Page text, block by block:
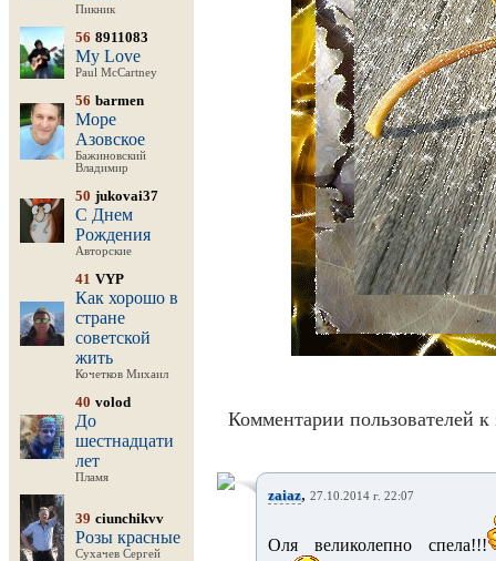
Пикник
56 8911083
My Love
Paul McCartney
56 barmen
Море
Азовское
Бажиновский
Владимир
50 jukovai37
С Днем
Рождения
Авторские
41 VYP
Как хорошо в
стране
советской
жить
Кочетков Михаил
40 volod
До
шестнадцати
лет
Пламя
39 ciunchikvv
Розы красные
Сухачев Сергей
Комментарии пользователей к
zaiaz, 27.10.2014 г. 22:07
Оля великолепно спела!!!